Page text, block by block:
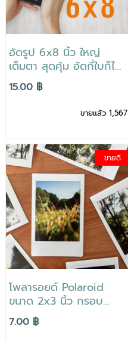
อัดรูป 6x8 นิ้ว ใหญ่
เต็มตา สุดคุ้ม อัดกี่ใบก็ได้
คุณภาพดี สีสด เครื่อง
เลเซอร์ สั่งง่าย สะดวก ส่ง
15.00 ฿
ขายแล้ว 1,567
ขายดี
โพลารอยด์ Polaroid
ขนาด 2x3 นิ้ว กรอบ
คลาสสิกสีขาว สีสวยสดใส
เก็บความทรงจำได้นาน
7.00 ฿